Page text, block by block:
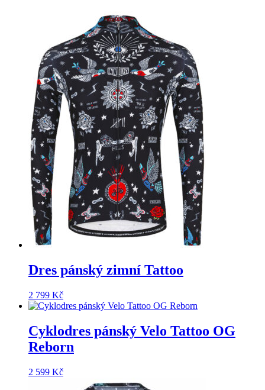
Dres pánský zimní Tattoo
2 799 Kč
Cyklodres pánský Velo Tattoo OG
Reborn
2 599 Kč